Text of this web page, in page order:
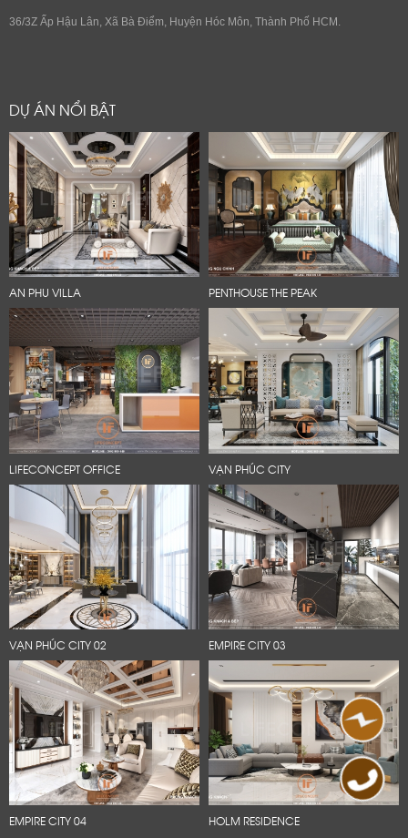
36/3Z Ấp Hậu Lân, Xã Bà Điểm, Huyện Hóc Môn, Thành Phố HCM.
DỰ ÁN NỔI BẬT
AN PHU VILLA PENTHOUSE THE PEAK
LIFECONCEPT OFFICE VẠN PHÚC CITY
VẠN PHÚC CITY 02 EMPIRE CITY 03
EMPIRE CITY 04 HOLM RESIDENCE